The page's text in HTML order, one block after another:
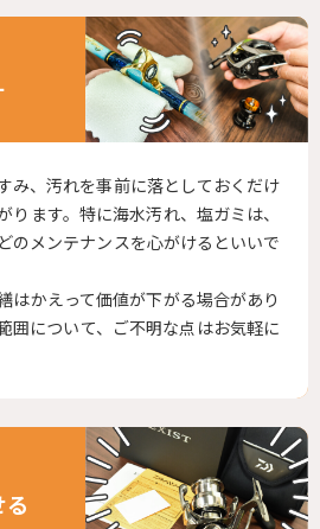
み、汚れを事前に落としておくだけ
ります。特に海水汚れ、塩ガミは、
のメンテナンスを心がけるといいで
はかえって価値が下がる場合があり
囲について、ご不明な点はお気軽に